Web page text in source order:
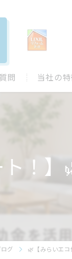
問 当社の
トイレ
！】
グ 🌿【みらいエ